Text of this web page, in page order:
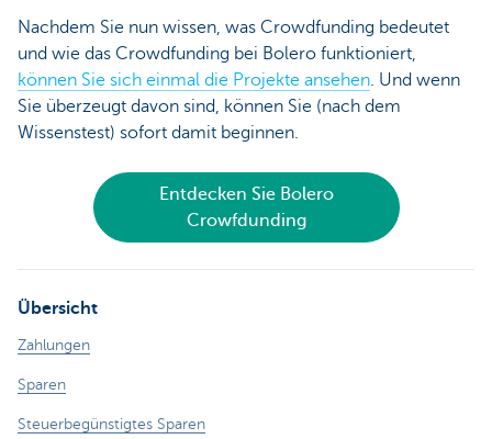
Nachdem Sie nun wissen, was Crowdfunding bedeutet
und wie das Crowdfunding bei Bolero funktioniert,
können Sie sich einmal die Projekte ansehen. Und wenn
Sie überzeugt davon sind, können Sie (nach dem
Wissenstest) sofort damit beginnen.
Entdecken Sie Bolero
Crowfdunding
Übersicht
Zahlungen
Sparen
Steuerbegünstigtes Sparen